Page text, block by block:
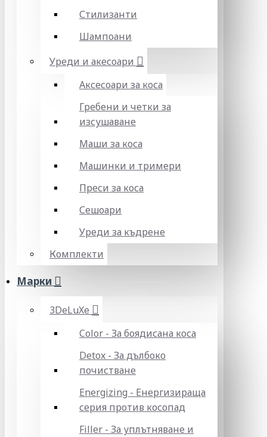
Стилизанти
Шампоани
Уреди и акесоари
Аксесоари за коса
Гребени и четки за
изсушаване
Маши за коса
Машинки и тримери
Преси за коса
Сешоари
Уреди за къдрене
Комплекти
Марки
3DeLuXe
Color - За боядисана коса
Detox - За дълбоко
почистване
Energizing - Енергизираща
серия против косопад
Filler - За уплътняване и